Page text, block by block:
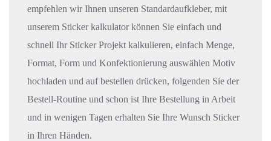
empfehlen wir Ihnen unseren Standardaufkleber, mit
unserem Sticker kalkulator können Sie einfach und
schnell Ihr Sticker Projekt kalkulieren, einfach Menge,
Format, Form und Konfektionierung auswählen Motiv
hochladen und auf bestellen drücken, folgenden Sie der
Bestell-Routine und schon ist Ihre Bestellung in Arbeit
und in wenigen Tagen erhalten Sie Ihre Wunsch Sticker
in Ihren Händen.